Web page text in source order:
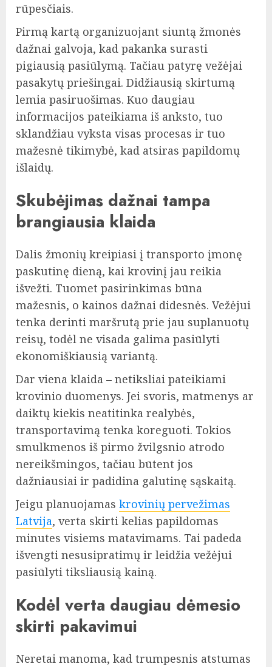
rūpesčiais.
Pirmą kartą organizuojant siuntą žmonės
dažnai galvoja, kad pakanka surasti
pigiausią pasiūlymą. Tačiau patyrę vežėjai
pasakytų priešingai. Didžiausią skirtumą
lemia pasiruošimas. Kuo daugiau
informacijos pateikiama iš anksto, tuo
sklandžiau vyksta visas procesas ir tuo
mažesnė tikimybė, kad atsiras papildomų
išlaidų.
Skubėjimas dažnai tampa
brangiausia klaida
Dalis žmonių kreipiasi į transporto įmonę
paskutinę dieną, kai krovinį jau reikia
išvežti. Tuomet pasirinkimas būna
mažesnis, o kainos dažnai didesnės. Vežėjui
tenka derinti maršrutą prie jau suplanuotų
reisų, todėl ne visada galima pasiūlyti
ekonomiškiausią variantą.
Dar viena klaida – netiksliai pateikiami
krovinio duomenys. Jei svoris, matmenys ar
daiktų kiekis neatitinka realybės,
transportavimą tenka koreguoti. Tokios
smulkmenos iš pirmo žvilgsnio atrodo
nereikšmingos, tačiau būtent jos
dažniausiai ir padidina galutinę sąskaitą.
Jeigu planuojamas krovinių pervežimas
Latvija, verta skirti kelias papildomas
minutes visiems matavimams. Tai padeda
išvengti nesusipratimų ir leidžia vežėjui
pasiūlyti tiksliausią kainą.
Kodėl verta daugiau dėmesio
skirti pakavimui
Neretai manoma, kad trumpesnis atstumas